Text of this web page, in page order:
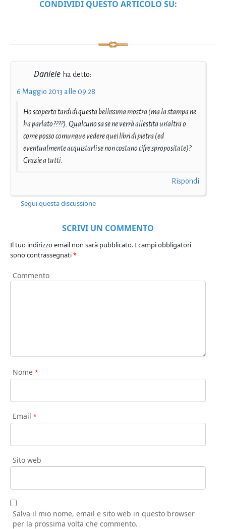
CONDIVIDI QUESTO ARTICOLO SU:
Daniele ha detto:
6 Maggio 2013 alle 09:28
Ho scoperto tardi di questa bellissima mostra (ma la stampa ne
ha parlato????). Qualcuno sa se ne verrà allestita un'altra o
come posso comunque vedere quei libri di pietra (ed
eventualmente acquistarli se non costano cifre spropositate)?
Grazie a tutti.
Rispondi
Segui questa discussione
SCRIVI UN COMMENTO
Il tuo indirizzo email non sarà pubblicato.I campi obbligatori
sono contrassegnati*
Commento
Nome *
Email *
Sito web
Salva il mio nome, email e sito web in questo browser
per la prossima volta che commento.